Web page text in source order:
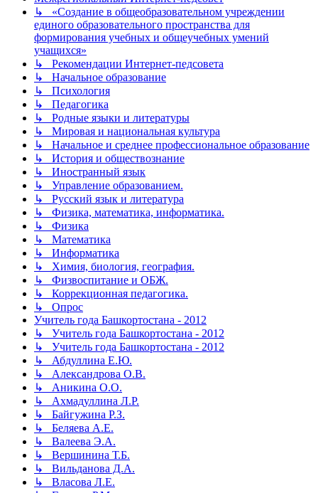
↳ «Создание в общеобразовательном учреждении
единого образовательного пространства для
формирования учебных и общеучебных умений
учащихся»
↳ Рекомендации Интернет-педсовета
↳ Начальное образование
↳ Психология
↳ Педагогика
↳ Родные языки и литературы
↳ Мировая и национальная культура
↳ Начальное и среднее профессиональное образование
↳ История и обществознание
↳ Иностранный язык
↳ Управление образованием.
↳ Русский язык и литература
↳ Физика, математика, информатика.
↳ Физика
↳ Математика
↳ Информатика
↳ Химия, биология, география.
↳ Физвоспитание и ОБЖ.
↳ Коррекционная педагогика.
↳ Опрос
Учитель года Башкортостана - 2012
↳ Учитель года Башкортостана - 2012
↳ Учитель года Башкортостана - 2012
↳ Абдуллина Е.Ю.
↳ Александрова О.В.
↳ Аникина О.О.
↳ Ахмадуллина Л.Р.
↳ Байгужина Р.З.
↳ Беляева А.Е.
↳ Валеева Э.А.
↳ Вершинина Т.Б.
↳ Вильданова Д.А.
↳ Власова Л.Е.